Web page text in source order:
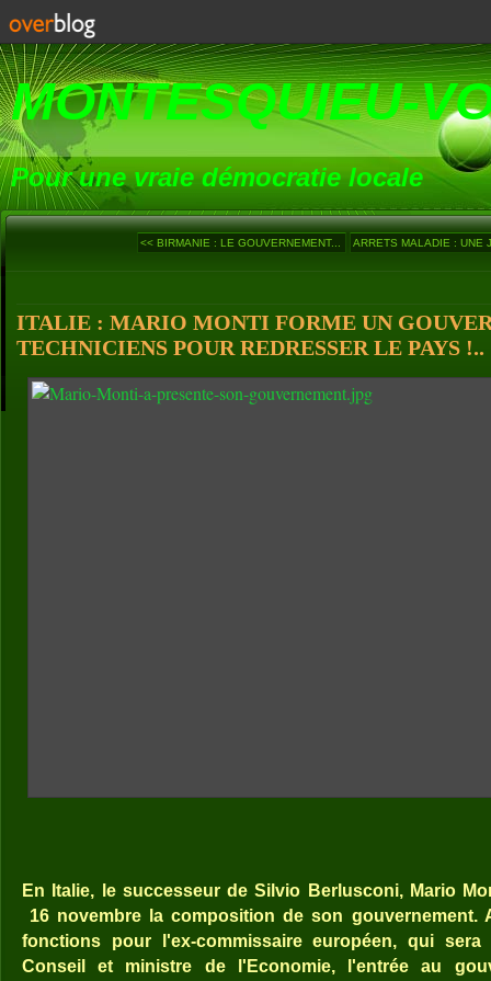
MONTESQUIEU-
Pour une vraie démocratie locale
<< BIRMANIE : LE GOUVERNEMENT... ARRETS MALADIE : UNE
ITALIE : MARIO MONTI FORME UN
TECHNICIENS POUR REDRESSER LE PAYS !..
En Italie, le successeur de Silvio Berlusconi, Mario
16 novembre la composition de son gouvernement.
fonctions pour l'ex-commissaire européen, qui
Conseil et ministre de l'Economie, l'entrée au